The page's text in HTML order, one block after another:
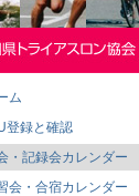
ム
登録と確認
・記録会カレンダー
会・合宿カレンダー